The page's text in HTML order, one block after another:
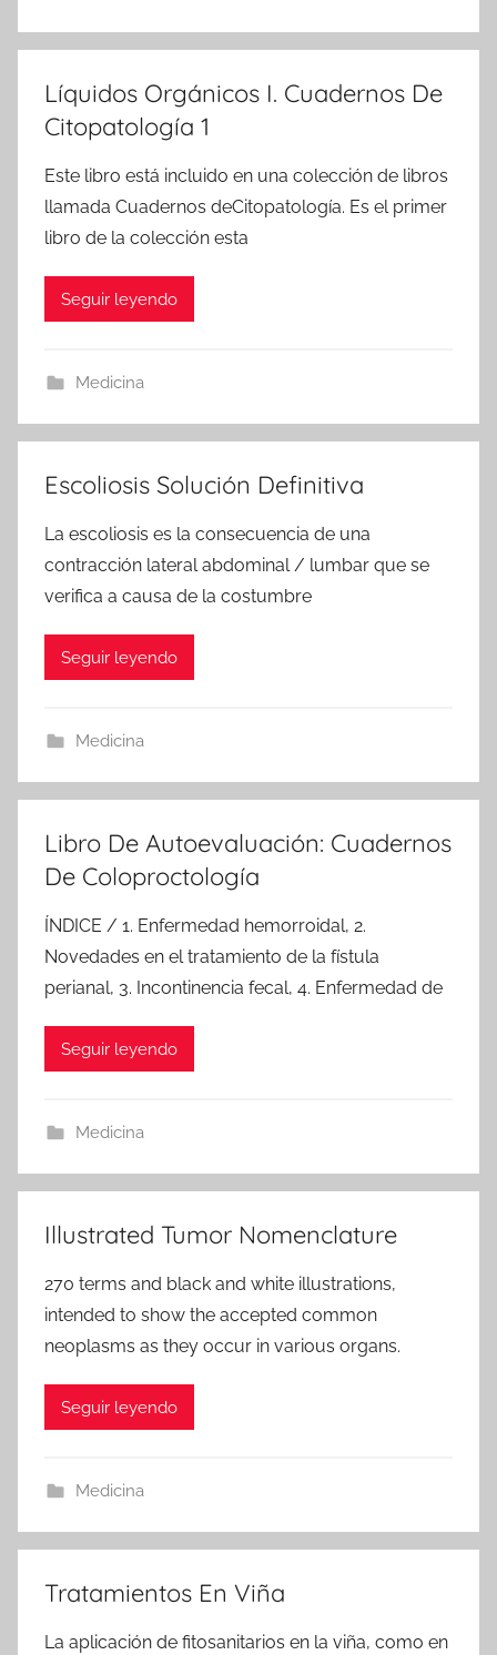
Líquidos Orgánicos I. Cuadernos De
Citopatología 1
Este libro está incluido en una colección de libros
llamada Cuadernos deCitopatología. Es el primer
libro de la colección esta
Seguir leyendo
Medicina
Escoliosis Solución Definitiva
La escoliosis es la consecuencia de una
contracción lateral abdominal / lumbar que se
verifica a causa de la costumbre
Seguir leyendo
Medicina
Libro De Autoevaluación: Cuadernos
De Coloproctología
ÍNDICE / 1. Enfermedad hemorroidal, 2.
Novedades en el tratamiento de la fístula
perianal, 3. Incontinencia fecal, 4. Enfermedad de
Seguir leyendo
Medicina
Illustrated Tumor Nomenclature
270 terms and black and white illustrations,
intended to show the accepted common
neoplasms as they occur in various organs.
Seguir leyendo
Medicina
Tratamientos En Viña
La aplicación de fitosanitarios en la viña, como en